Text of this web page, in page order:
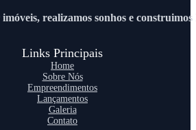
realizamos sonhos e
Links Principais
Home
Sobre Nós
Empreendimentos
Lançamentos
Galeria
Contato